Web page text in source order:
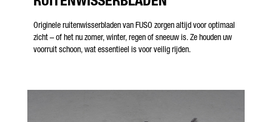
Originele ruitenwisserbladen van FUSO zorgen altijd voor optimaal
zicht – of het nu zomer, winter, regen of sneeuw is. Ze houden uw
voorruit schoon, wat essentieel is voor veilig rijden.